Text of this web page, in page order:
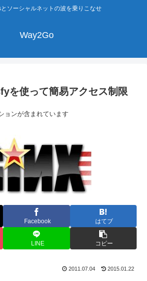
ソーシャルネットの波を乗りこなせ
Way2Go
を使って簡易アクセス制限
ョンが含まれています
Facebook はてブ
LINE コピー
2011.07.04 2015.01.22